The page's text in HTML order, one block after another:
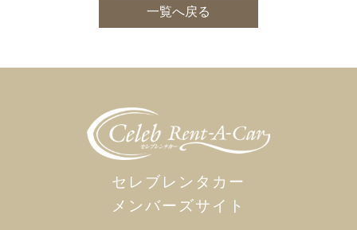
一覧へ戻る
セレブレンタカー
メンバーズサイト